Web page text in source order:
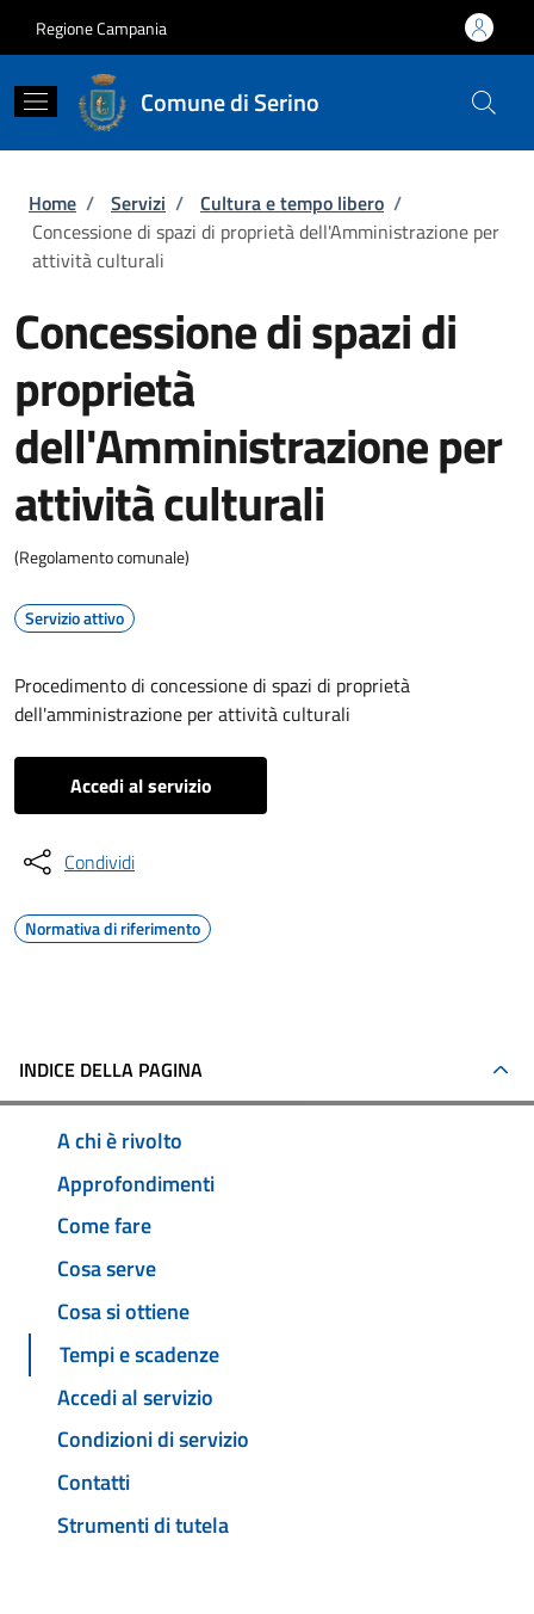
Regione Campania
Comune di Serino
Briciole di pane
Home / Servizi / Cultura e tempo libero /
Concessione di spazi di proprietà dell'Amministrazione per
attività culturali
Concessione di spazi di
proprietà
dell'Amministrazione per
attività culturali
(Regolamento comunale)
Servizio attivo
Procedimento di concessione di spazi di proprietà
dell'amministrazione per attività culturali
Accedi al servizio
Condividi
Normativa di riferimento
INDICE DELLA PAGINA
A chi è rivolto
Approfondimenti
Come fare
Cosa serve
Cosa si ottiene
Tempi e scadenze
Accedi al servizio
Condizioni di servizio
Contatti
Strumenti di tutela